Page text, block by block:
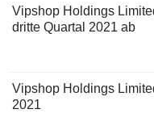
Vipshop Holdings
dritte Quartal 2021 ab
Vipshop Holdings
2021